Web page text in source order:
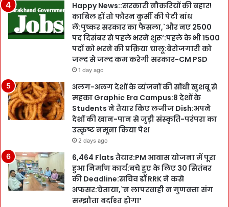
Happy News::सरकारी नौकरियों की बहार!
काबिल हों तो फौरन कुर्सी की पेटी बांध
लें:पुष्कर सरकार का फैसला,`और नए 2500
पद दिसंबर से पहले भरने शुरू’:पहले के भी 1500
पदों को भरने की प्रक्रिया चालू:बेरोजगारी को
जल्द से जल्द कम करेगी सरकार-CM PSD
1 day ago
अलग-अलग देशों के व्यंजनों की सोंधी खुशबू से
महका Graphic Era Campus:8 देशों के
Students ने तैयार किए लजीज Dish:अपने
देशों की खान-पान से जुड़ी संस्कृति-परंपरा का
उत्कृष्ट नमूना किया पेश
2 days ago
6,464 Flats तैयार:PM आवास योजना में पूरा
हुआ निर्माण कार्य:बचे हुए के लिए 30 सितंबर
की Deadline:सचिव डॉ RRK ने कसे
अफसर:चेताया,`न लापरवाही न गुणवत्ता संग
सम्झौता बर्दाश्त होगा’